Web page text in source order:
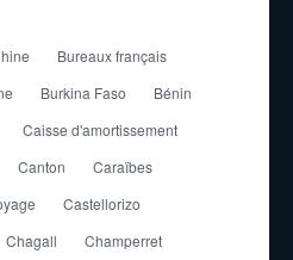
Bureaux français
Burkina Faso
Bénin
Caisse d'amortissement
Canton
Caraïbes
Castellorizo
Chagall
Champerret